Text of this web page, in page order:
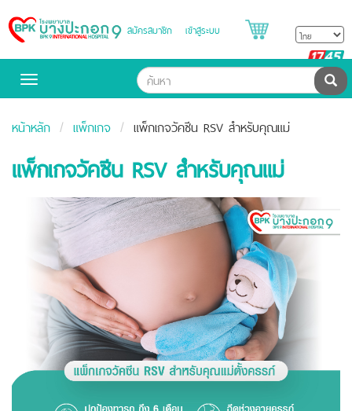
Bangpakok
Hospital
สมัครสมาชิก เข้าสู่ระบบ
Toggle
ค้น
หน้าหลัก แพ็กเกจ แพ็กเกจวัคซีน RSV สำหรับคุณแม่
แพ็กเกจวัคซีน RSV สำหรับคุณแม่